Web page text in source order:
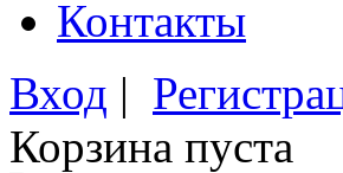
Контакты
Вход |
Корзина пуста